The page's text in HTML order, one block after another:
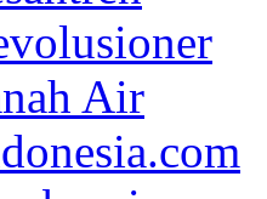
Air